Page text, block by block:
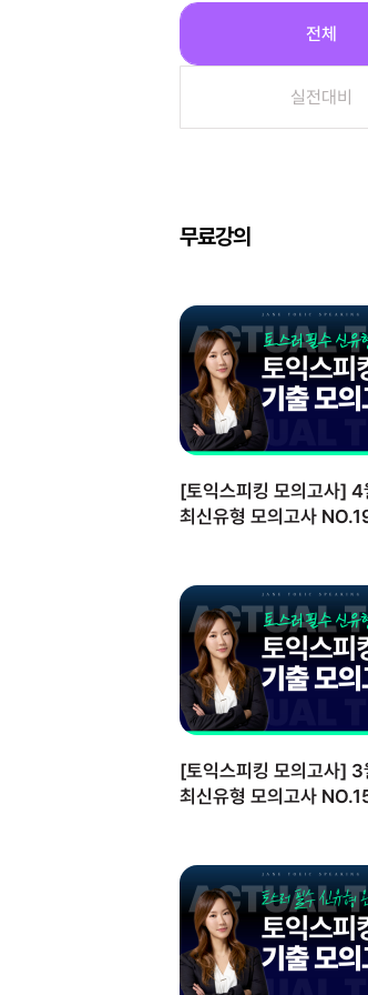
전체
실전대비
무료강의
[토익스피킹 모의고사] 4
최신유형 모의고사
[토익스피킹 모의고사] 3
최신유형 모의고사